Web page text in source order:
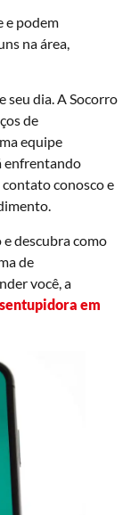
e podem
na área,
seu dia. A Socorro
de
equipe
enfrentando
conosco e
e descubra como
de
você, a
em